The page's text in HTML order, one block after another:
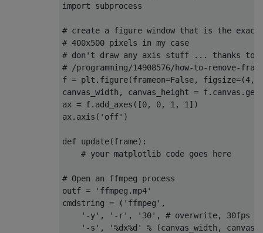
import subprocess
# create a figure window that is the exact
# 400x500 pixels in my case
# don't draw any axis stuff ... thanks to
# /programming/14908576/how-to-remove-
f = plt.figure(frameon=False, figsize=(4,
canvas_width, canvas_height =
ax = f.add_axes([0, 0, 1 , 1 ])
ax.axis( 'off' )
def update(frame):
# your matplotlib code goes here
# Open an ffmpeg process
outf =
'ffmpeg.mp4'
cmdstring = ( 'ffmpeg' ,
'-y' , '-r' , '30' , # overwrite, 30fps
'-s' , '%dx%d'
% (canvas_width,